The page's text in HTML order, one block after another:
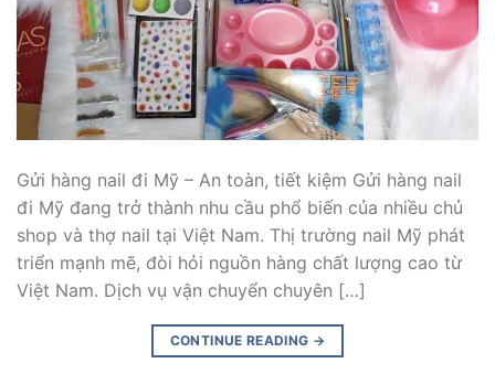
Gửi hàng nail đi Mỹ – An toàn, tiết kiệm Gửi hàng nail
đi Mỹ đang trở thành nhu cầu phổ biến của nhiều chủ
shop và thợ nail tại Việt Nam. Thị trường nail Mỹ phát
triển mạnh mẽ, đòi hỏi nguồn hàng chất lượng cao từ
Việt Nam. Dịch vụ vận chuyển chuyên […]
CONTINUE READING →